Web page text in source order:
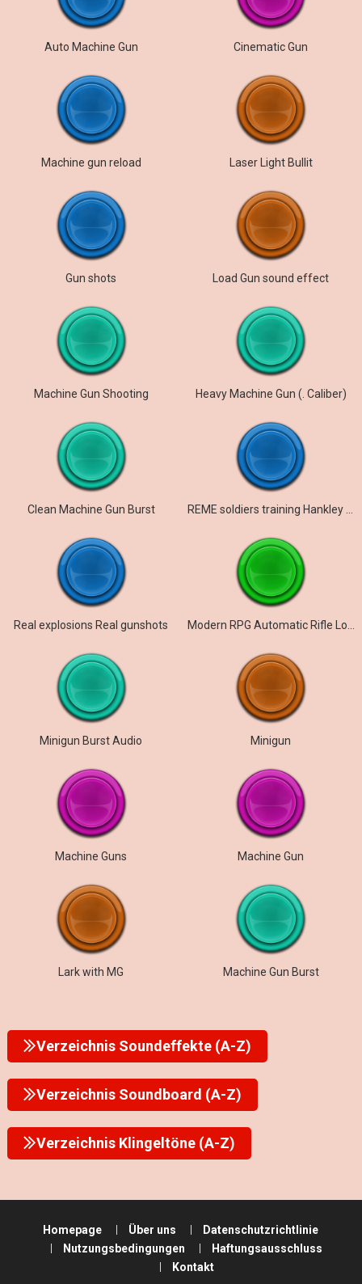
Auto Machine Gun Cinematic Gun
Machine gun reload Laser Light Bullit
Gun shots Load Gun sound effect
Machine Gun Shooting Heavy Machine Gun (. Caliber)
Clean Machine Gun Burst
Real explosions Real gunshots
Minigun Burst Audio Minigun
Machine Guns Machine Gun
Lark with MG Machine Gun Burst
Verzeichnis Soundeffekte (A-Z)
Verzeichnis Soundboard (A-Z)
Verzeichnis Klingeltöne (A-Z)
Homepage Über uns
Datenschutzrichtlinie
Nutzungsbedingungen
Haftungsausschluss
Kontakt